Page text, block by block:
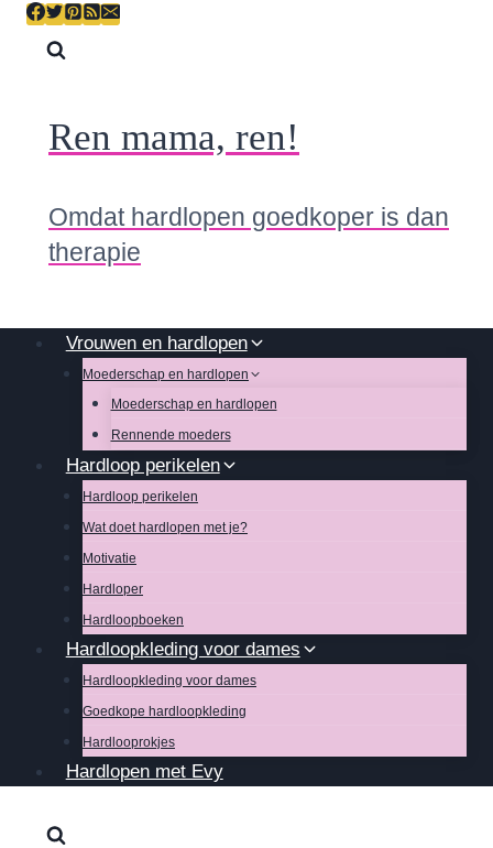
Skip
Ren mama, ren!
Omdat hardlopen goedkoper is dan
therapie
Vrouwen en hardlopen
Moederschap en hardlopen
Moederschap en hardlopen
Rennende moeders
Hardloop perikelen
Hardloop perikelen
Wat doet hardlopen met je?
Motivatie
Hardloper
Hardloopboeken
Hardloopkleding voor dames
Hardloopkleding voor dames
Goedkope hardloopkleding
Hardlooprokjes
Hardlopen met Evy